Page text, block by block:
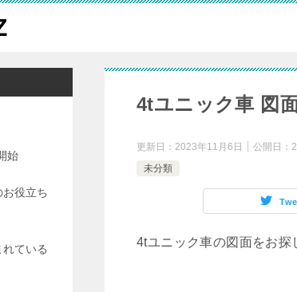
4tユニック車 図
更新日： 2023年11月6日 公開日：
未分類
4tユニック車の図面をお探
始
役立ち
ている